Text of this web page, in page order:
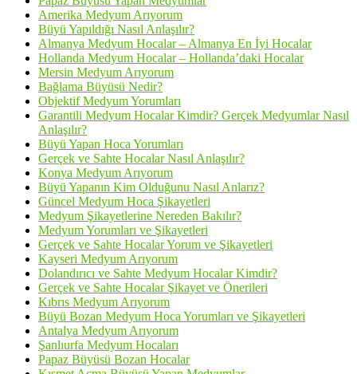
Amerika Medyum Arıyorum
Büyü Yapıldığı Nasıl Anlaşılır?
Almanya Medyum Hocalar – Almanya En İyi Hocalar
Hollanda Medyum Hocalar – Hollanda’daki Hocalar
Mersin Medyum Arıyorum
Bağlama Büyüsü Nedir?
Objektif Medyum Yorumları
Garantili Medyum Hocalar Kimdir? Gerçek Medyumlar Nasıl
Anlaşılır?
Büyü Yapan Hoca Yorumları
Gerçek ve Sahte Hocalar Nasıl Anlaşılır?
Konya Medyum Arıyorum
Büyü Yapanın Kim Olduğunu Nasıl Anlarız?
Güncel Medyum Hoca Şikayetleri
Medyum Şikayetlerine Nereden Bakılır?
Medyum Yorumları ve Şikayetleri
Gerçek ve Sahte Hocalar Yorum ve Şikayetleri
Kayseri Medyum Arıyorum
Dolandırıcı ve Sahte Medyum Hocalar Kimdir?
Gerçek ve Sahte Hocalar Şikayet ve Önerileri
Kıbrıs Medyum Arıyorum
Büyü Bozan Medyum Hoca Yorumları ve Şikayetleri
Antalya Medyum Arıyorum
Şanlıurfa Medyum Hocaları
Papaz Büyüsü Bozan Hocalar